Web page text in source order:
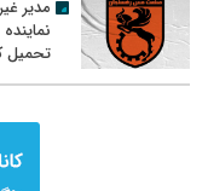
تحمیل